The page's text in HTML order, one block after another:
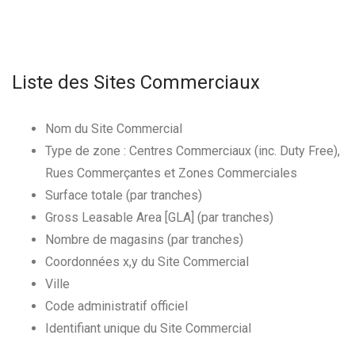
Liste des Sites Commerciaux
Nom du Site Commercial
Type de zone : Centres Commerciaux (inc. Duty Free),
Rues Commerçantes et Zones Commerciales
Surface totale (par tranches)
Gross Leasable Area [GLA] (par tranches)
Nombre de magasins (par tranches)
Coordonnées x,y du Site Commercial
Ville
Code administratif officiel
Identifiant unique du Site Commercial